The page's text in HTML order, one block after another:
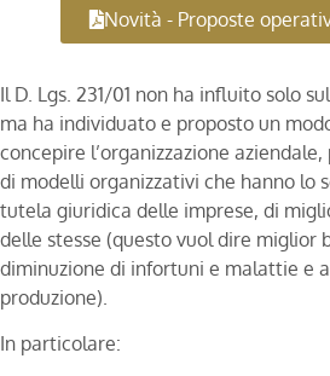
Novità - Proposte
Il D. Lgs. 231/01 non ha influito solo
ma ha individuato e proposto un
concepire l’organizzazione aziendale,
di modelli organizzativi che hanno lo
tutela giuridica delle imprese, di
delle stesse (questo vuol dire miglior
diminuzione di infortuni e malattie e
produzione).
In particolare: